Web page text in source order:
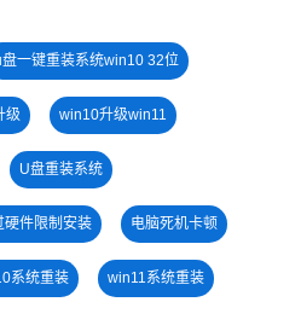
一键重装系统win10 32位
级 win10升级win11
U盘重装系统
硬件限制安装 电脑死机卡顿
系统重装 win11系统重装